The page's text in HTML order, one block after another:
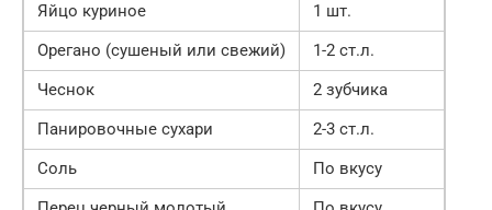
Яйцо куриное
1 шт.
Орегано (сушеный или свежий)
1-2 ст.л.
Чеснок
2 зубчика
Панировочные сухари
2-3 ст.л.
Соль
По вкусу